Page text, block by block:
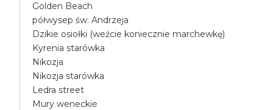
Golden Beach
półwysep św. Andrzeja
Dzikie osiołki (weźcie koniecznie marchewkę)
Kyrenia starówka
Nikozja
Nikozja starówka
Ledra street
Mury weneckie